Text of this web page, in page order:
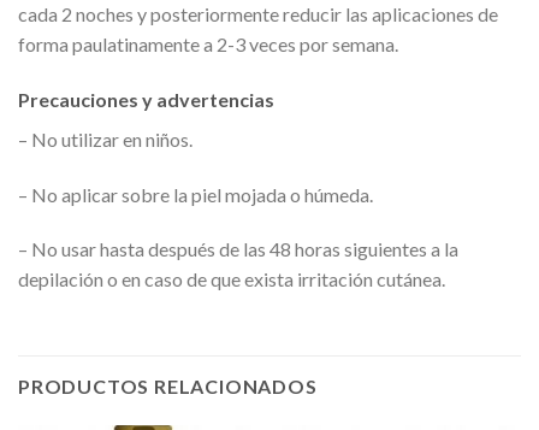
cada 2 noches y posteriormente reducir las aplicaciones de
forma paulatinamente a 2-3 veces por semana.
Precauciones y advertencias
– No utilizar en niños.
– No aplicar sobre la piel mojada o húmeda.
– No usar hasta después de las 48 horas siguientes a la
depilación o en caso de que exista irritación cutánea.
PRODUCTOS RELACIONADOS